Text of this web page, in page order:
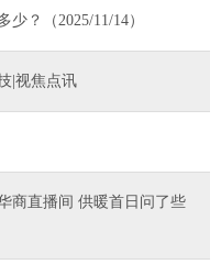
？（2025/11/14）
|视焦点讯
商直播间 供暖首日问了些